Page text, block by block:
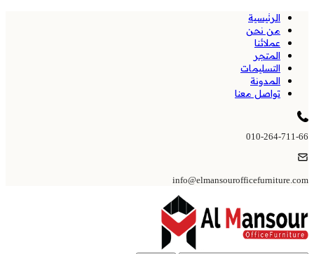
الرئيسية
من نحن
عملائنا
المتجر
التسليمات
المدونة
تواصل معنا
010-264-711-66
info@elmansourofficefurniture.com